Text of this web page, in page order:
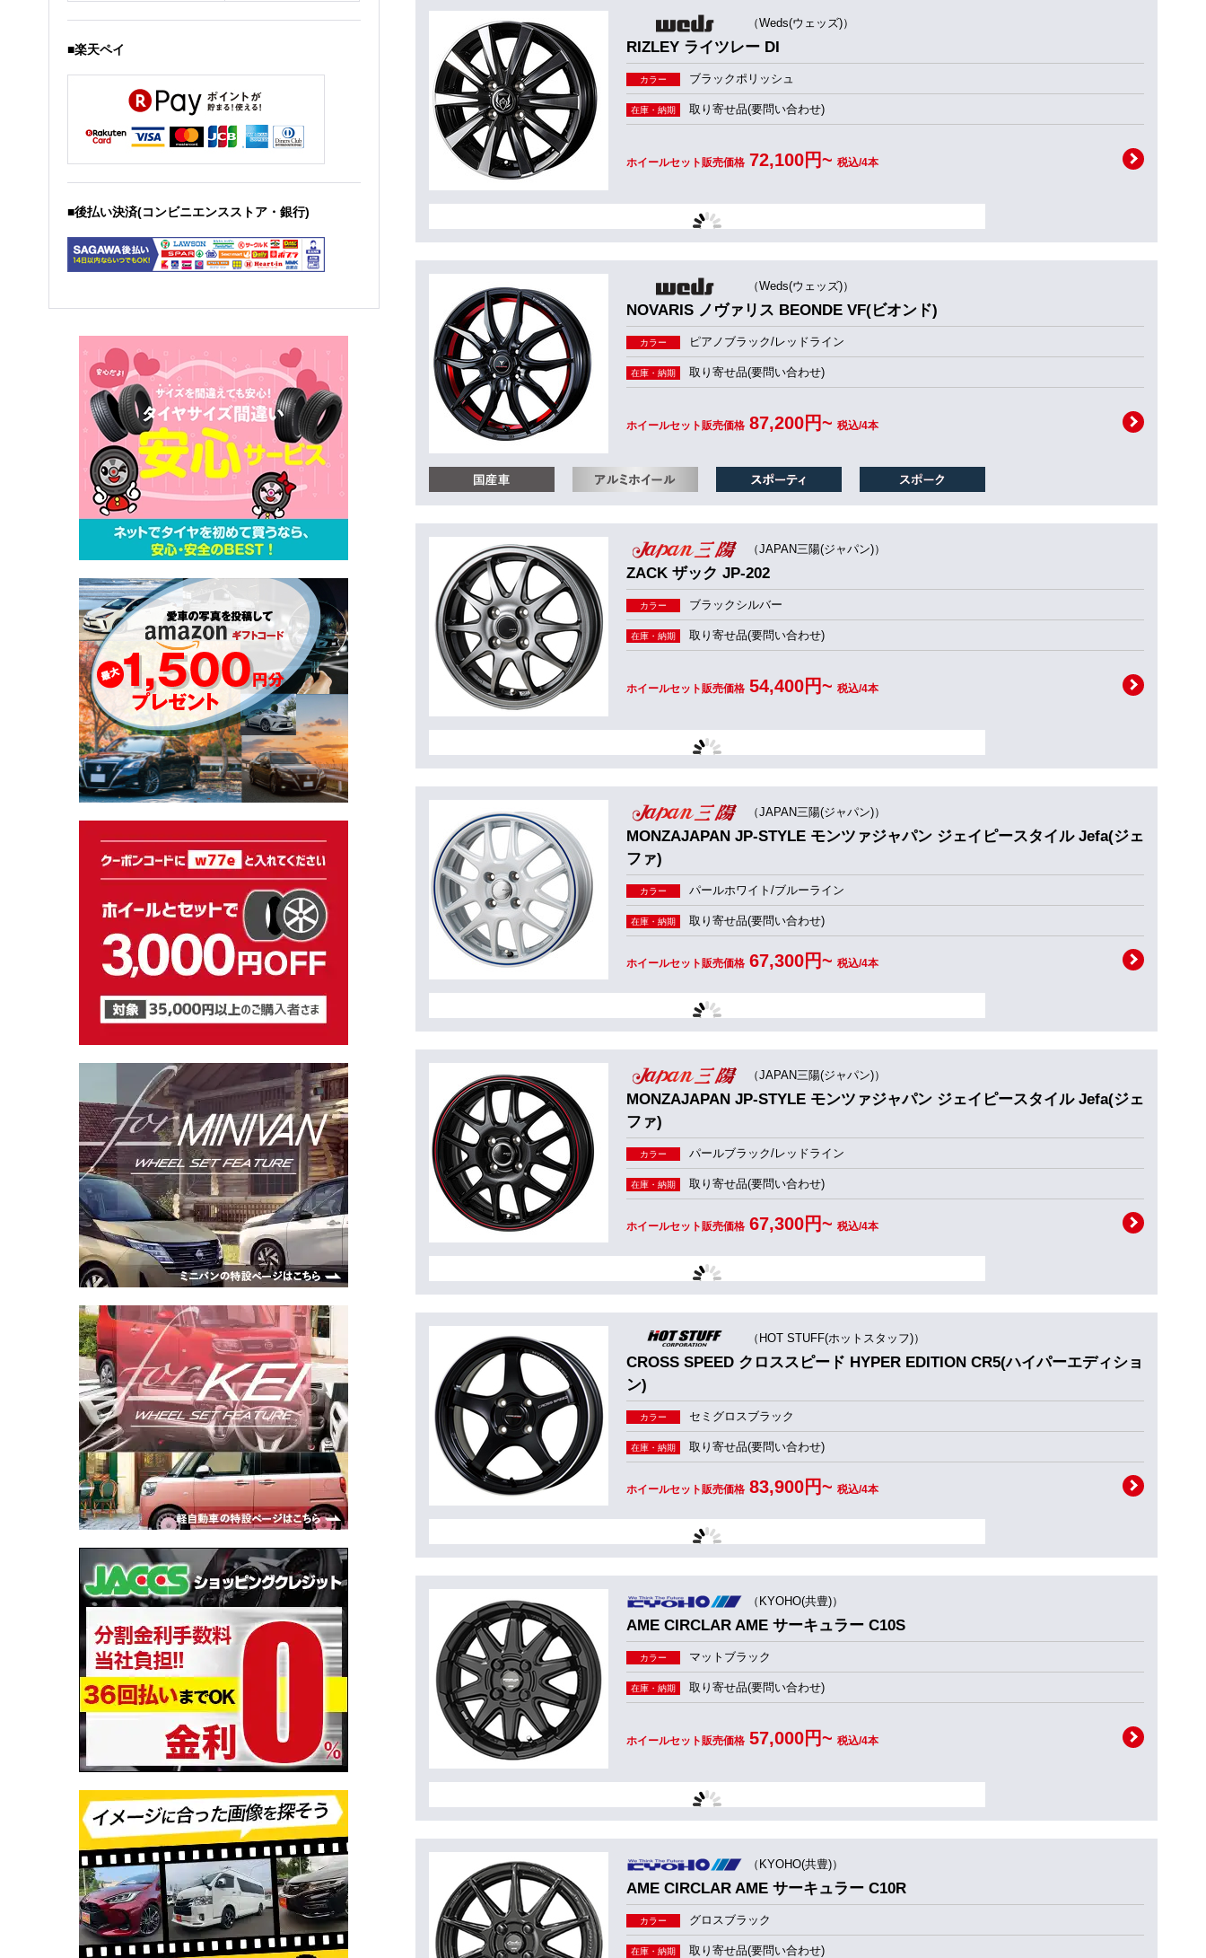
■楽天ペイ
■後払い決済(コンビニエンスストア・銀行)
（Weds(ウェッズ)）
RIZLEY ライツレー DI
カラー ブラックポリッシュ
在庫・納期 取り寄せ品(要問い合わせ)
ホイールセット販売価格 72,100円~ 税込/4本
（Weds(ウェッズ)）
NOVARIS ノヴァリス BEONDE VF(ビオンド)
カラー ピアノブラック/レッドライン
在庫・納期 取り寄せ品(要問い合わせ)
ホイールセット販売価格 87,200円~ 税込/4本
（JAPAN三陽(ジャパン)）
ZACK ザック JP-202
カラー ブラックシルバー
在庫・納期 取り寄せ品(要問い合わせ)
ホイールセット販売価格 54,400円~ 税込/4本
（JAPAN三陽(ジャパン)）
MONZAJAPAN JP-STYLE モンツァジャパン ジェイピースタイル Jefa(ジェ
ファ)
カラー パールホワイト/ブルーライン
在庫・納期 取り寄せ品(要問い合わせ)
ホイールセット販売価格 67,300円~ 税込/4本
（JAPAN三陽(ジャパン)）
MONZAJAPAN JP-STYLE モンツァジャパン ジェイピースタイル Jefa(ジェ
ファ)
カラー パールブラック/レッドライン
在庫・納期 取り寄せ品(要問い合わせ)
ホイールセット販売価格 67,300円~ 税込/4本
（HOT STUFF(ホットスタッフ)）
CROSS SPEED クロススピード HYPER EDITION CR5(ハイパーエディショ
ン)
カラー セミグロスブラック
在庫・納期 取り寄せ品(要問い合わせ)
ホイールセット販売価格 83,900円~ 税込/4本
（KYOHO(共豊)）
AME CIRCLAR AME サーキュラー C10S
カラー マットブラック
在庫・納期 取り寄せ品(要問い合わせ)
ホイールセット販売価格 57,000円~ 税込/4本
（KYOHO(共豊)）
AME CIRCLAR AME サーキュラー C10R
カラー グロスブラック
在庫・納期 取り寄せ品(要問い合わせ)